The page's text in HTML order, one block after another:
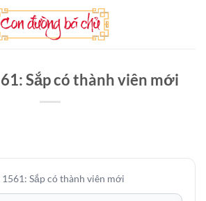
Sắp có thành viên mới
Sắp có thành viên mới